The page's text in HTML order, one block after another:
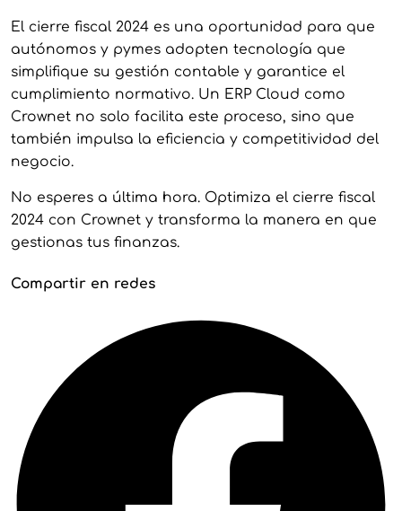
El cierre fiscal 2024 es una oportunidad para que
autónomos y pymes adopten tecnología que
simplifique su gestión contable y garantice el
cumplimiento normativo. Un ERP Cloud como
Crownet no solo facilita este proceso, sino que
también impulsa la eficiencia y competitividad del
negocio.
No esperes a última hora. Optimiza el cierre fiscal
2024 con Crownet y transforma la manera en que
gestionas tus finanzas.
Compartir en redes